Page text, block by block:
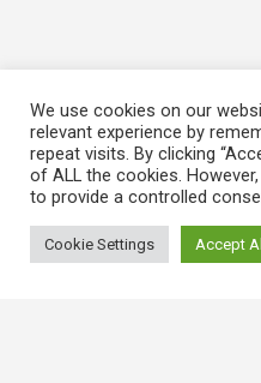
We use cookies on our
relevant experience by
repeat visits. By clicking
of ALL the cookies.
to provide a controlled
Cookie Settings Accept All